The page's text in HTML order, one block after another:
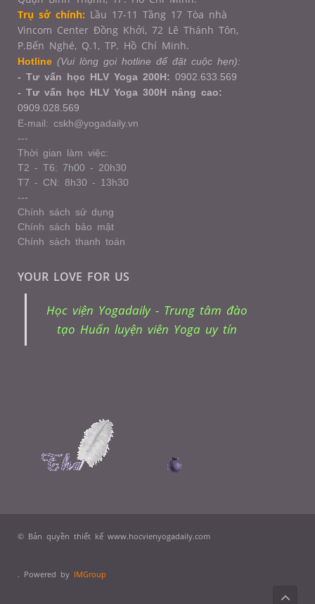
Trụ sở chính: Lầu 17-11 Tầng 17 Tòa nhà
Vincom Center Đồng Khởi, 72 Lê Thánh Tôn,
P.Bến Nghé, Q.1, TP. Hồ Chí Minh.
Hotline (Vui lòng gọi hotline để đặt cuộc hẹn):
- Tư vấn học HLV Yoga 200H: 0902.633.569
- Tư vấn học HLV Yoga 300H nâng cao:
0909.028.569
E-mail: cskh@yogadaily.vn
---
Thời gian làm việc:
T2 - T6: 7h00 - 20h30
T7 - CN: 8h30 - 13h30
---
Chính sách sử dụng
Chính sách bảo mật
Chính sách thanh toán
YOUR LOVE FOR US
Học viện Yogadaily - Trung tâm đào
tạo Huấn luyện viên Yoga uy tín
© Bản quyền thiết kế www.hocvienyogadaily.com
. Powered by IMGroup